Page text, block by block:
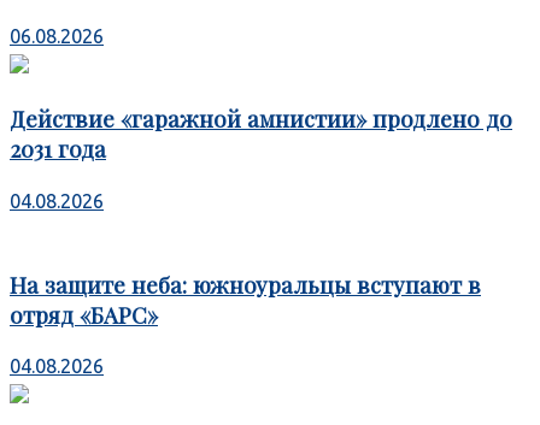
06.08.2026
Действие «гаражной амнистии» продлено до
2031 года
04.08.2026
На защите неба: южноуральцы вступают в
отряд «БАРС»
04.08.2026